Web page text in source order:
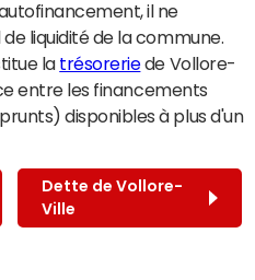
il ne
liquidité de la commune.
la trésoreriede Vollore-
entre les financements
disponibles à plus d'un
Dette de Vollore-
Ville